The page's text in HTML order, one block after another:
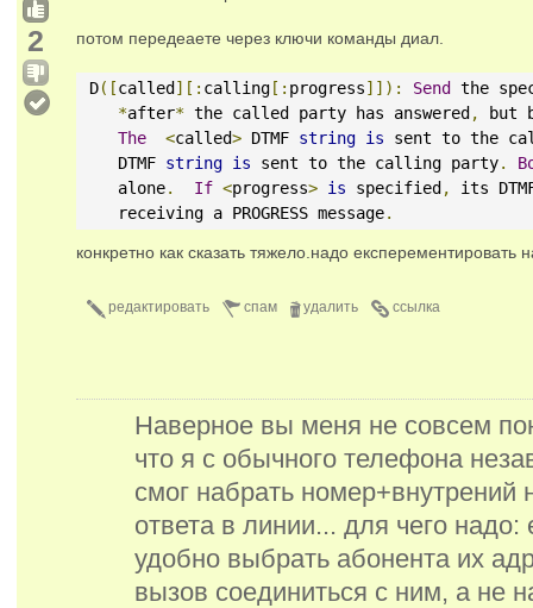
2 потом передеаете через ключи команды диал.
D([called][: calling[: progress]]): Send the
*after* the called party has answered,
but
The
<called> DTMF string is sent to the
DTMF string is sent to the calling party.
alone. If <progress> is specified,
its
receiving a PROGRESS message.
конкретно как сказать тяжело.надо експерементировать
ссылка
удалить
спам
редактировать
Наверное вы меня не совсем
что я с обычного телефона
смог набрать
ответа в линии... для чего
удобно выбрать абонента их
вызов соединиться с ним, а не